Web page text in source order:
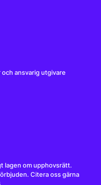
ansvarig utgivare
lagen om upphovsrätt.
Citera oss gärna